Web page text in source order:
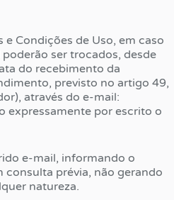
Condições de Uso, em caso
ser trocados, desde
do recebimento da
previsto no artigo 49,
através do e-mail:
expressamente por escrito o
e-mail, informando o
consulta prévia, não gerando
natureza.